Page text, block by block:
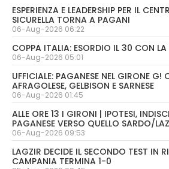
ESPERIENZA E LEADERSHIP PER IL
SICURELLA TORNA A PAGANI
06-Aug-2026 06:22
COPPA ITALIA: ESORDIO IL 30 CON LA
06-Aug-2026 05:01
UFFICIALE: PAGANESE NEL GIRONE G!
AFRAGOLESE, GELBISON E SARNESE
06-Aug-2026 01:45
ALLE ORE 13 I GIRONI | IPOTESI,
PAGANESE VERSO QUELLO SARDO/
06-Aug-2026 09:53
LAGZIR DECIDE IL SECONDO TEST IN
CAMPANIA TERMINA 1-0